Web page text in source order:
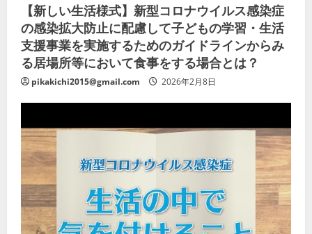
【新しい生活様式】新型コロナウイルス感染症
の感染拡大防止に配慮して子どもの学習・生活
支援事業を実施するためのガイドラインからみ
る居場所等において食事をする場合とは？
pikakichi2015@gmail.com 2026年2月8日